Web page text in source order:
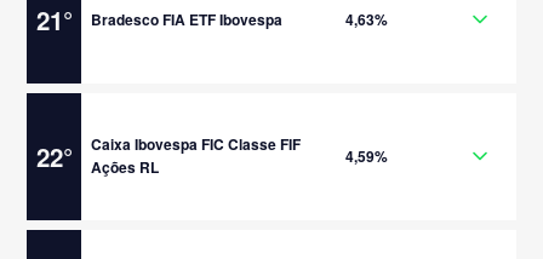
21° Bradesco FIA ETF Ibovespa 4,63%
22°
Caixa Ibovespa FIC Classe FIF
Ações RL
4,59%